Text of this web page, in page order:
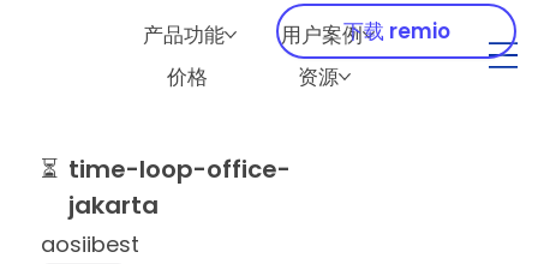
产品功能
用户案例
价格
资源
下载 remio
⏳ time-loop-office-
jakarta
aosiibest